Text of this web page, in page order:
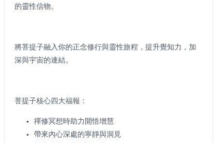
的靈性信物。
將菩提子融入你的正念修行與靈性旅程，提升覺知力，加
深與宇宙的連結。
菩提子核心四大福報：
禪修冥想時助力開悟增慧
帶來內心深處的寧靜與洞見